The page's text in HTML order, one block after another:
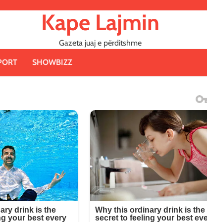
Kape Lajmin
Gazeta juaj e përditshme
SHOWBIZZ